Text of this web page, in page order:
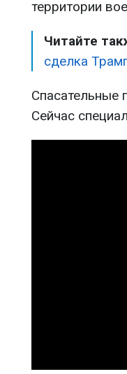
территории
Читайте
сделка
Спасательные
Сейчас